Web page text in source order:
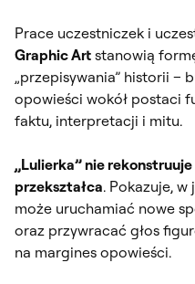
Prace uczestniczek i
Graphic Art stanowią
„przepisywania” historii –
opowieści wokół postaci
faktu, interpretacji i mitu.
„Lulierka” nie rekonstruuje
przekształca. Pokazuje,
może uruchamiać nowe
oraz przywracać głos
na margines opowieści.